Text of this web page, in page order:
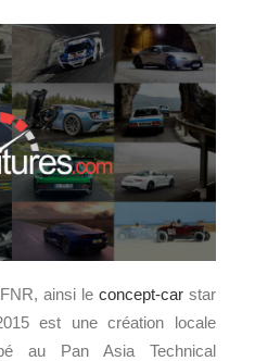
ainsi le concept-carstar
est une création locale
au Pan Asia Technical